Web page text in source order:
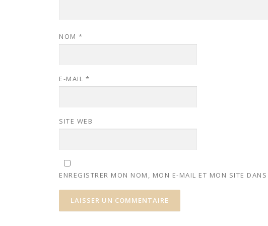
NOM *
E-MAIL *
SITE WEB
ENREGISTRER MON NOM, MON E-MAIL ET MON SITE